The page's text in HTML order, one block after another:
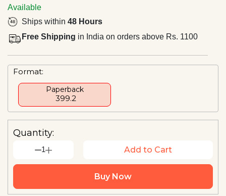
Available
Ships within 48 Hours
Free Shipping in India on orders above Rs. 1100
Format:
Paperback
₹ 399.2
Quantity:
1 Add to Cart
Buy Now